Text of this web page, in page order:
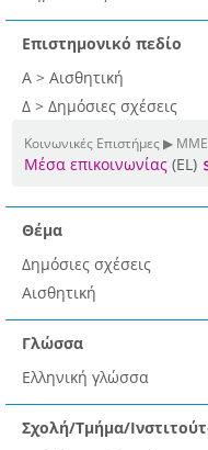
Επιστημονικό πεδίο
Α > Αισθητική
Δ > Δημόσιες σχέσεις
Κοινωνικές Επιστήμες ▶ ΜΜΕ
Μέσα επικοινωνίας (EL)
Θέμα
Δημόσιες σχέσεις
Αισθητική
Γλώσσα
Ελληνική γλώσσα
Σχολή/Τμήμα/